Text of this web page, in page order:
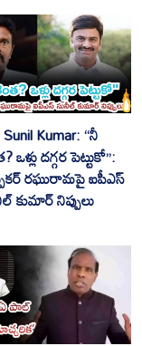
Kumar: “నీ
ఒళ్లు దగ్గర పెట్టుకో”:
రఘురామపై ఐపీఎస్
కుమార్ నిప్పులు